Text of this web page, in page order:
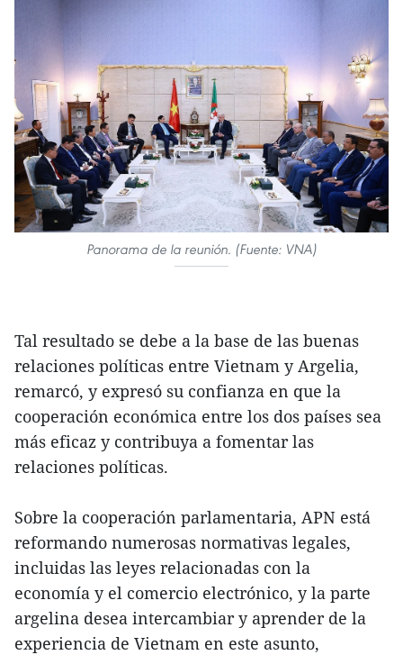
Panorama de la reunión. (Fuente: VNA)
Tal resultado se debe a la base de las buenas
relaciones políticas entre Vietnam y Argelia,
remarcó, y expresó su confianza en que la
cooperación económica entre los dos países sea
más eficaz y contribuya a fomentar las
relaciones políticas.
Sobre la cooperación parlamentaria, APN está
reformando numerosas normativas legales,
incluidas las leyes relacionadas con la
economía y el comercio electrónico, y la parte
argelina desea intercambiar y aprender de la
experiencia de Vietnam en este asunto,